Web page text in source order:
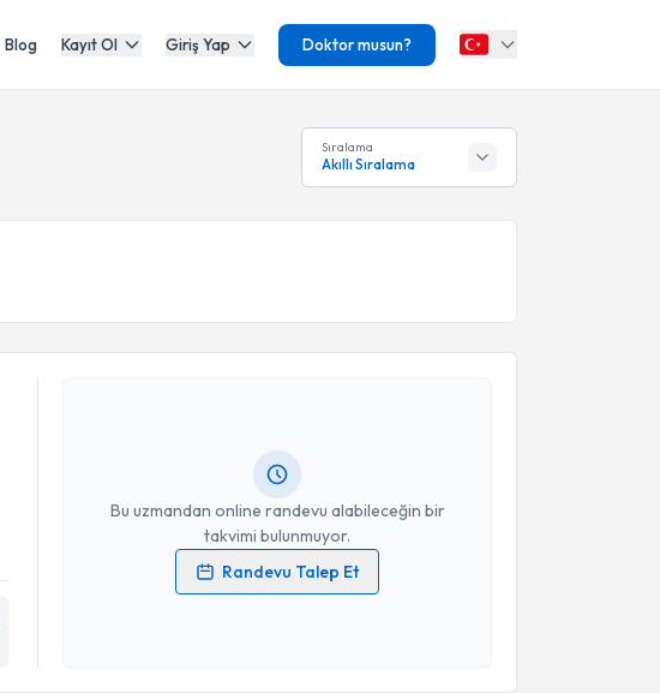
Blog Kayıt Ol Giriş Yap Doktor musun?
Sıralama
Akıllı Sıralama
Bu uzmandan online randevu alabileceğin bir
takvimi bulunmuyor.
Randevu Talep Et
Prof. Dr. Kenan Abdurrahman Kara
Kişisel verilerimin işlenmesine ilişkinAydınlatma Metni